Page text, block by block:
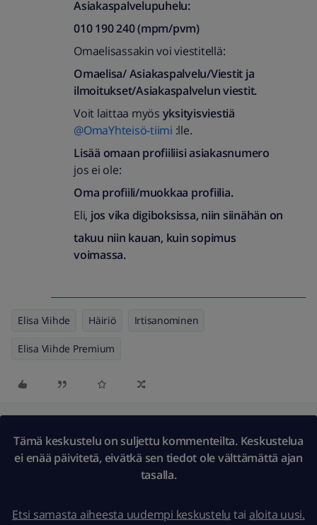
Asiakaspalvelupuhelu:
010 190 240 (mpm/pvm)
Omaelisassakin voi viestitellä:
Omaelisa/ Asiakaspalvelu/Viestit ja
ilmoitukset/Asiakaspalvelun viestit.
Voit laittaa myös yksityisviestiä
@OmaYhteisö-tiimi :lle.
Lisää omaan profiiliisi asiakasnumero
jos ei ole:
Oma profiili/muokkaa profiilia.
Eli, jos vika digiboksissa, niin siinähän on
takuu niin kauan, kuin sopimus
voimassa.
Elisa Viihde Häiriö Irtisanominen
Elisa Viihde Premium
Tämä keskustelu on suljettu kommenteilta. Keskustelua
ei enää päivitetä, eivätkä sen tiedot ole välttämättä ajan
tasalla.
Etsi samasta aiheesta uudempi keskustelu tai aloita uusi.